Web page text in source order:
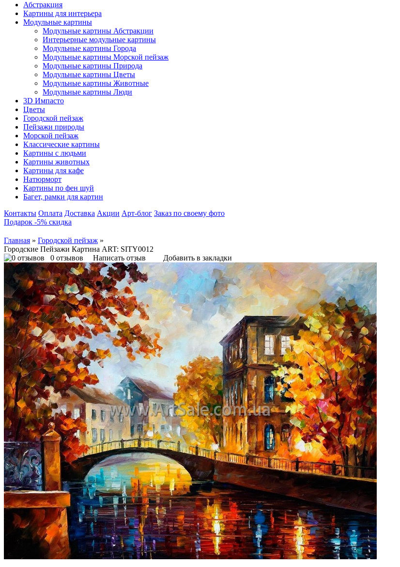
Абстракция
Картины для интерьера
Модульные картины
Модульные картины Абстракции
Интерьерные модульные картины
Модульные картины Города
Модульные картины Морской пейзаж
Модульные картины Природа
Модульные картины Цветы
Модульные картины Животные
Модульные картины Люди
3D Импасто
Цветы
Городской пейзаж
Пейзажи природы
Морской пейзаж
Классические картины
Картины с людьми
Картины животных
Картины для кафе
Натюрморт
Картины по фен шуй
Багет, рамки для картин
Контакты Оплата Доставка Акции Арт-блог Заказ по своему фото
Подарок -5% скидка
Главная » Городской пейзаж »
Городские Пейзажи Картина ART: SITY0012
0 отзывов
Написать отзыв Добавить в закладки